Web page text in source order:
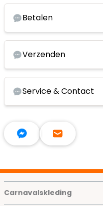
Betalen
Verzenden
Service & Contact
Carnavalskleding